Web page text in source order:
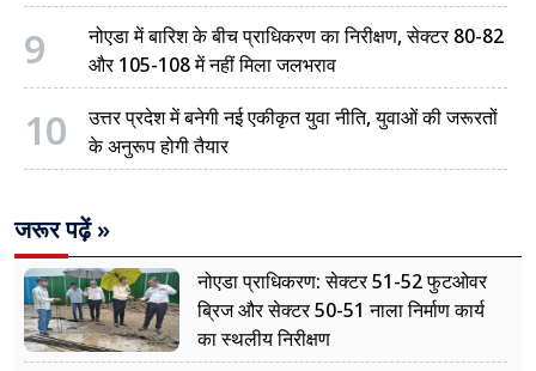
9
नोएडा में बारिश के बीच प्राधिकरण का निरीक्षण, सेक्टर 80-82
और 105-108 में नहीं मिला जलभराव
10
उत्तर प्रदेश में बनेगी नई एकीकृत युवा नीति, युवाओं की जरूरतों
के अनुरूप होगी तैयार
जरूर पढ़ें »
नोएडा प्राधिकरण: सेक्टर 51-52 फुटओवर
ब्रिज और सेक्टर 50-51 नाला निर्माण कार्य
का स्थलीय निरीक्षण